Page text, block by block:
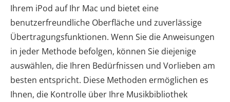
Ihrem iPod auf Ihr Mac und bietet eine
benutzerfreundliche Oberfläche und zuverlässige
Übertragungsfunktionen. Wenn Sie die Anweisungen
in jeder Methode befolgen, können Sie diejenige
auswählen, die Ihren Bedürfnissen und Vorlieben am
besten entspricht. Diese Methoden ermöglichen es
Ihnen, die Kontrolle über Ihre Musikbibliothek